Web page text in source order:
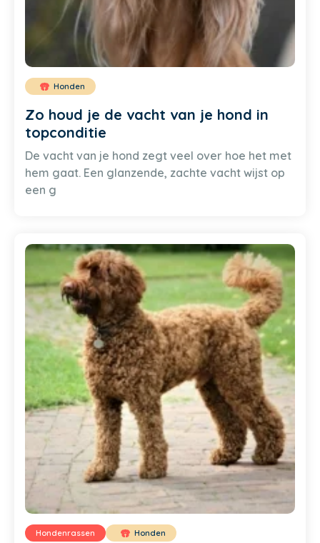
Honden
Zo houd je de vacht van je hond in
topconditie
De vacht van je hond zegt veel over hoe het met
hem gaat. Een glanzende, zachte vacht wijst op
een g
Hondenrassen Honden